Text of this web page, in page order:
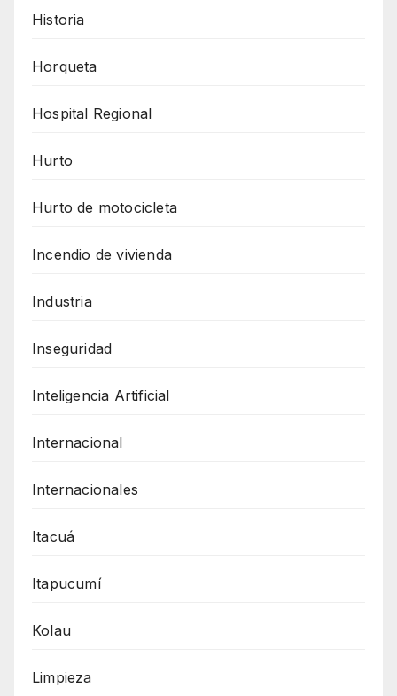
Historia
Horqueta
Hospital Regional
Hurto
Hurto de motocicleta
Incendio de vivienda
Industria
Inseguridad
Inteligencia Artificial
Internacional
Internacionales
Itacuá
Itapucumí
Kolau
Limpieza